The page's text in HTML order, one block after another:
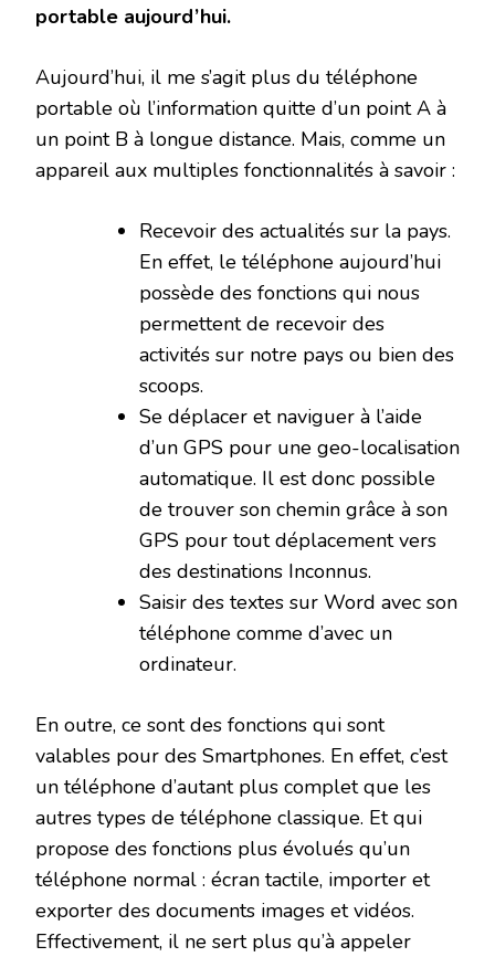
portable aujourd’hui.
Aujourd’hui, il me s’agit plus du téléphone
portable où l’information quitte d’un point A à
un point B à longue distance. Mais, comme un
appareil aux multiples fonctionnalités à savoir :
Recevoir des actualités sur la pays.
En effet, le téléphone aujourd’hui
possède des fonctions qui nous
permettent de recevoir des
activités sur notre pays ou bien des
scoops.
Se déplacer et naviguer à l’aide
d’un GPS pour une geo-localisation
automatique. Il est donc possible
de trouver son chemin grâce à son
GPS pour tout déplacement vers
des destinations Inconnus.
Saisir des textes sur Word avec son
téléphone comme d’avec un
ordinateur.
En outre, ce sont des fonctions qui sont
valables pour des Smartphones. En effet, c’est
un téléphone d’autant plus complet que les
autres types de téléphone classique. Et qui
propose des fonctions plus évolués qu’un
téléphone normal : écran tactile, importer et
exporter des documents images et vidéos.
Effectivement, il ne sert plus qu’à appeler